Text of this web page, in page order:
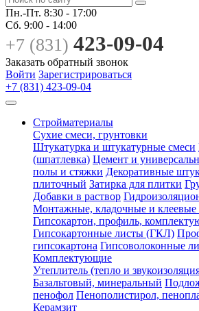
Пн.-Пт. 8:30 - 17:00
Сб. 9:00 - 14:00
+7 (831) 423-09-04
Заказать обратный звонок
Войти Зарегистрироваться
+7 (831) 423-09-04
Стройматериалы
Сухие смеси, грунтовки
Штукатурка и штукатурные смеси
(шпатлевка) Цемент и
полы и стяжки Декоративные
плиточный Затирка для плитки
Добавки в раствор
Монтажные, кладочные и клеевые
Гипсокартон, профиль,
Гипсокартонные листы (ГКЛ)
гипсокартона Гипсоволоконные
Комплектующие
Утеплитель (тепло и
Базальтовый, минеральный
пенофол Пенополистирол,
Керамзит